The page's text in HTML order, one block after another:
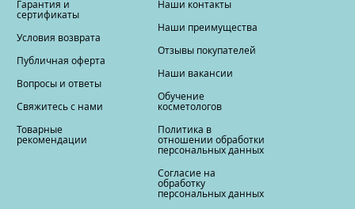
Гарантия и
сертификаты
Условия возврата
Публичная оферта
Вопросы и ответы
Свяжитесь с нами
Товарные
рекомендации
Наши контакты
Наши преимущества
Отзывы покупателей
Наши вакансии
Обучение
косметологов
Политика в
отношении обработки
персональных данных
Согласие на
обработку
персональных данных